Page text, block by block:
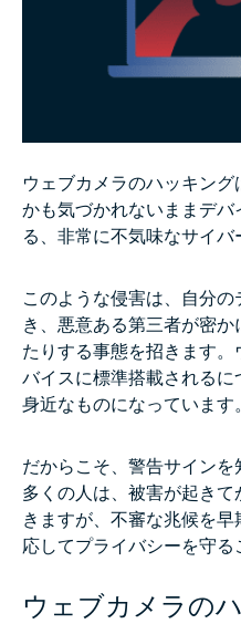
ウェブカメラがハッキン
ウェブカメラのハッキン
かも気づかれないままデ
る、非常に不気味なサイバ
このような侵害は、自分
き、悪意ある第三者が密
たりする事態を招きます
バイスに標準搭載される
身近なものになっています。
だからこそ、警告サインを
多くの人は、被害が起き
きますが、不審な兆候を
応してプライバシーを守る
ウェブカメラの